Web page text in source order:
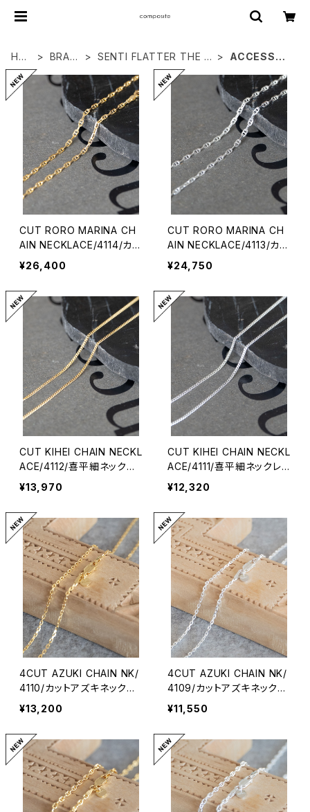
HO
ME
BRAN
SENTI FLATTER THE S
ACCESSOR
CUT RORO MARINA CH
AIN NECKLACE/4114/カッ
トロロマリーナネックレス
¥26,400
CUT RORO MARINA CH
AIN NECKLACE/4113/カッ
トロロマリーナネックレス
¥24,750
CUT KIHEI CHAIN NECKL
ACE/4112/喜平細ネックレ
ス
¥13,970
CUT KIHEI CHAIN NECKL
ACE/4111/喜平細ネックレ
ス
¥12,320
4CUT AZUKI CHAIN NK/
4110/カットアズキネックレ
ス
¥13,200
4CUT AZUKI CHAIN NK/
4109/カットアズキネックレ
ス
¥11,550